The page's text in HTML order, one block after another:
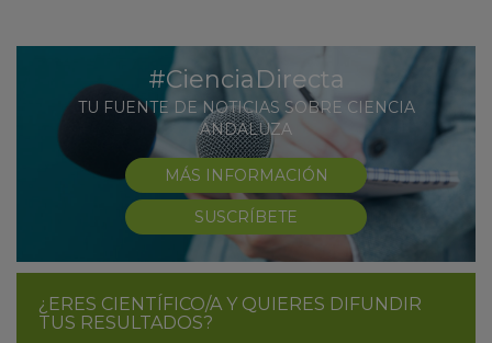
#CienciaDirecta
TU FUENTE DE NOTICIAS SOBRE CIENCIA
ANDALUZA
MÁS INFORMACIÓN
SUSCRÍBETE
¿ERES CIENTÍFICO/A Y QUIERES DIFUNDIR
TUS RESULTADOS?